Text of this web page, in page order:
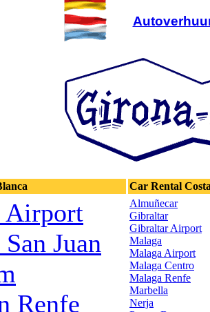
Car Rental
Airport
Juan
Renfe
Almuñecar
Gibraltar
Gibraltar Airport
Malaga
Malaga Airport
Malaga Centro
Malaga Renfe
Marbella
Nerja